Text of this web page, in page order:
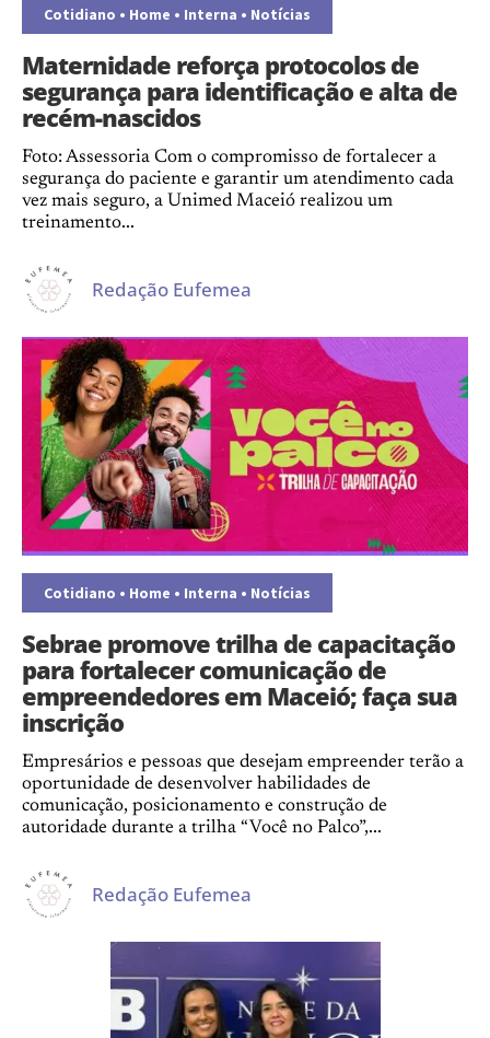
Cotidiano • Home • Interna • Notícias
Maternidade reforça protocolos de
segurança para identificação e alta de
recém-nascidos
Foto: Assessoria Com o compromisso de fortalecer a
segurança do paciente e garantir um atendimento cada
vez mais seguro, a Unimed Maceió realizou um
treinamento...
Redação Eufemea
Cotidiano • Home • Interna • Notícias
Sebrae promove trilha de capacitação
para fortalecer comunicação de
empreendedores em Maceió; faça sua
inscrição
Empresários e pessoas que desejam empreender terão a
oportunidade de desenvolver habilidades de
comunicação, posicionamento e construção de
autoridade durante a trilha “Você no Palco”,...
Redação Eufemea